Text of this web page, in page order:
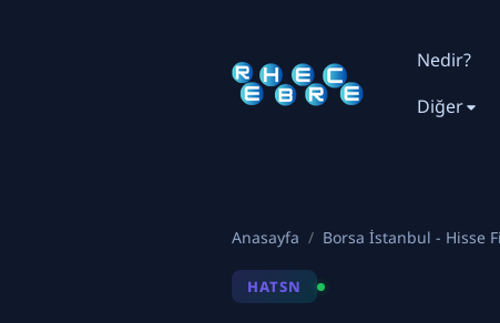
Nedir?
Diğer
Anasayfa Borsa İstanbul - Hisse
HATSN